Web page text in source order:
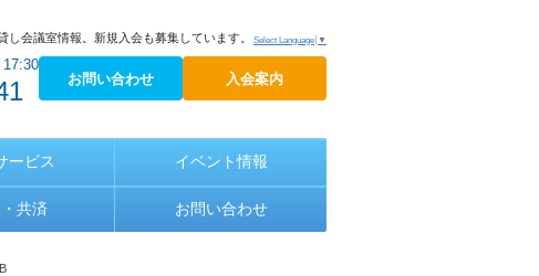
Select Language ▼
会議室情報。新規入会も募集しています。
17:30
お問い合わせ 入会案内
ービス イベント情報
共済 お問い合わせ